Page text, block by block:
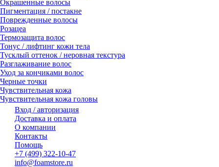
Окрашенные волосы
Пигментация / постакне
Поврежденные волосы
Розацеа
Термозащита волос
Тонус / лифтинг кожи тела
Тусклый оттенок / неровная текстура
Разглаживание волос
Уход за кончиками волос
Черные точки
Чувствительная кожа
Чувствительная кожа головы
Вход / авторизация
Доставка и оплата
О компании
Контакты
Помощь
+7 (499) 322-10-47
info@foamstore.ru